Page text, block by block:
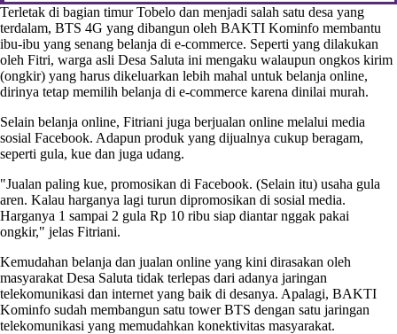
Terletak di bagian timur Tobelo dan menjadi salah satu desa yang
terdalam, BTS 4G yang dibangun oleh BAKTI Kominfo membantu
ibu-ibu yang senang belanja di e-commerce. Seperti yang dilakukan
oleh Fitri, warga asli Desa Saluta ini mengaku walaupun ongkos kirim
(ongkir) yang harus dikeluarkan lebih mahal untuk belanja online,
dirinya tetap memilih belanja di e-commerce karena dinilai murah.
Selain belanja online, Fitriani juga berjualan online melalui media
sosial Facebook. Adapun produk yang dijualnya cukup beragam,
seperti gula, kue dan juga udang.
"Jualan paling kue, promosikan di Facebook. (Selain itu) usaha gula
aren. Kalau harganya lagi turun dipromosikan di sosial media.
Harganya 1 sampai 2 gula Rp 10 ribu siap diantar nggak pakai
ongkir," jelas Fitriani.
Kemudahan belanja dan jualan online yang kini dirasakan oleh
masyarakat Desa Saluta tidak terlepas dari adanya jaringan
telekomunikasi dan internet yang baik di desanya. Apalagi, BAKTI
Kominfo sudah membangun satu tower BTS dengan satu jaringan
telekomunikasi yang memudahkan konektivitas masyarakat.